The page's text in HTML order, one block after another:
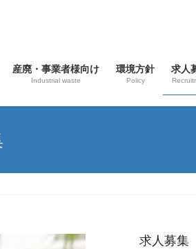
産廃・事業者様向け
Industrial waste
環境方針
Policy
求人
求人募集